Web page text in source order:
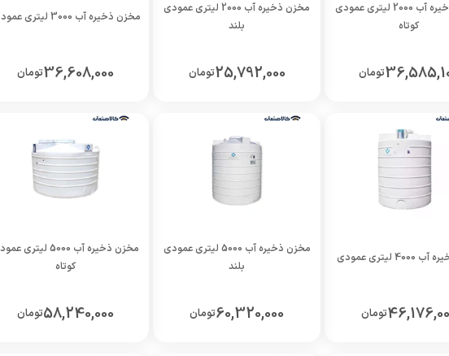
مخزن ذخیره آب 2000 لیتری عمودی
کوتاه
تومان
مخزن ذخیره آب 2000 لیتری عمودی
بلند
25,792,000تومان
مخزن ذخیره آب 3000 لیتری عمودی
36,608,000تومان
لیتری عمودی
تومان
مخزن ذخیره آب 5000 لیتری عمودی
بلند
60,320,000تومان
مخزن ذخیره آب 5000 لیتری
کوتاه
58,240,000تومان